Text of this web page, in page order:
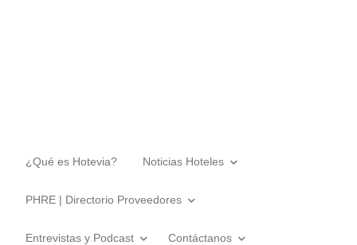
¿Qué es Hotevia? Noticias Hoteles
PHRE | Directorio Proveedores
Entrevistas y Podcast Contáctanos